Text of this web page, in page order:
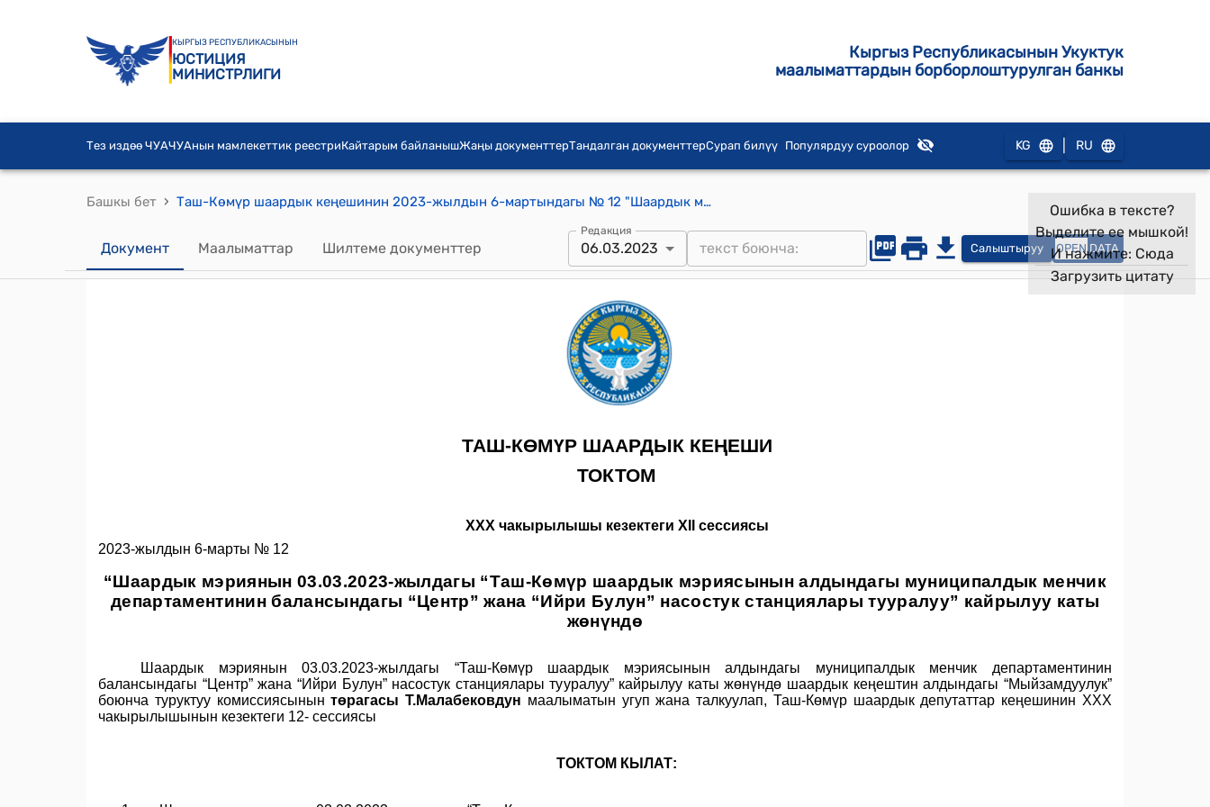
КЫРГЫЗ РЕСПУБЛИКАСЫНЫН
ЮСТИЦИЯ
МИНИСТРЛИГИ
Кыргыз Республикасынын Укуктук
маалыматтардын борборлоштурулган банкы
Тез издөө ЧУАЧУАнын мамлекеттик реестриКайтарым байланышЖаңы документтерТандалган документтерСурап билүү Популярдуу суроолор KG RU
Башкы бет › Таш-Көмүр шаардык кеңешинин 2023-жылдын 6-мартындагы № 12 "Шаардык мэриянын 03.03.2023-жылдагы “Таш-Көмүр шаардык мэриясынын алдындагы муниципалдык менчик департаментинин балансындагы "Центр" жана "Ийри Булун" насостук станциялары тууралуу" кайрылуу каты жөнүндө" токтому
Документ Маалыматтар Шилтеме документтер
Редакция
06.03.2023 Салыштыруу OPEN DATA
Ошибка в тексте?
Выделите ее мышкой!
И нажмите: Сюда
Загрузить цитату